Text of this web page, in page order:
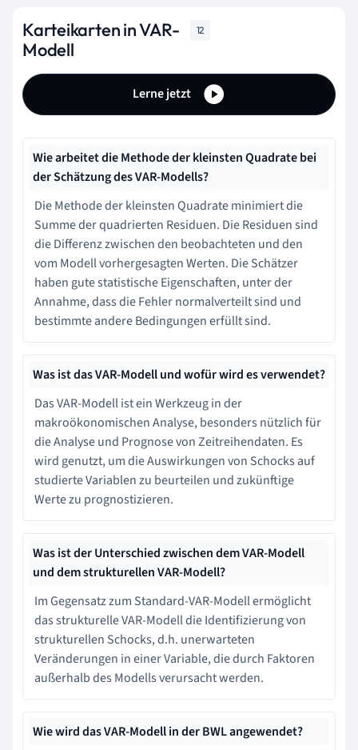
Karteikarten in VAR-
Modell
12
Lerne jetzt
Wie arbeitet die Methode der kleinsten Quadrate bei
der Schätzung des VAR-Modells?
Die Methode der kleinsten Quadrate minimiert die
Summe der quadrierten Residuen. Die Residuen sind
die Differenz zwischen den beobachteten und den
vom Modell vorhergesagten Werten. Die Schätzer
haben gute statistische Eigenschaften, unter der
Annahme, dass die Fehler normalverteilt sind und
bestimmte andere Bedingungen erfüllt sind.
Was ist das VAR-Modell und wofür wird es verwendet?
Das VAR-Modell ist ein Werkzeug in der
makroökonomischen Analyse, besonders nützlich für
die Analyse und Prognose von Zeitreihendaten. Es
wird genutzt, um die Auswirkungen von Schocks auf
studierte Variablen zu beurteilen und zukünftige
Werte zu prognostizieren.
Was ist der Unterschied zwischen dem VAR-Modell
und dem strukturellen VAR-Modell?
Im Gegensatz zum Standard-VAR-Modell ermöglicht
das strukturelle VAR-Modell die Identifizierung von
strukturellen Schocks, d.h. unerwarteten
Veränderungen in einer Variable, die durch Faktoren
außerhalb des Modells verursacht werden.
Wie wird das VAR-Modell in der BWL angewendet?